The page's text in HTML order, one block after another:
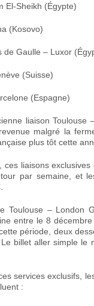
El-Sheikh (Égypte)
(Kosovo)
de Gaulle – Luxor
(Suisse)
(Espagne)
liaison Toulouse
malgré la
plus tôt cette
ces liaisons
par semaine, et
Toulouse – London
entre le 8
période, deux
billet aller simple le
services exclusifs,
: